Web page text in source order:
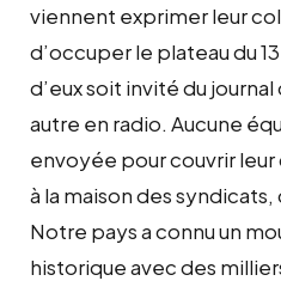
viennent exprimer leur
d’occuper le plateau du
d’eux soit invité du
autre en radio. Aucune
envoyée pour couvrir
à la maison des syndicats,
Notre pays a connu un
historique avec des